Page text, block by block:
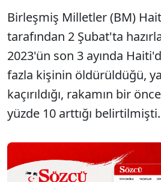
Birleşmiş Milletler (BM)
tarafından 2 Şubat'ta
2023'ün son 3 ayında
fazla kişinin öldürüldüğü,
kaçırıldığı, rakamın bir
yüzde 10 arttığı belirtilmişti.